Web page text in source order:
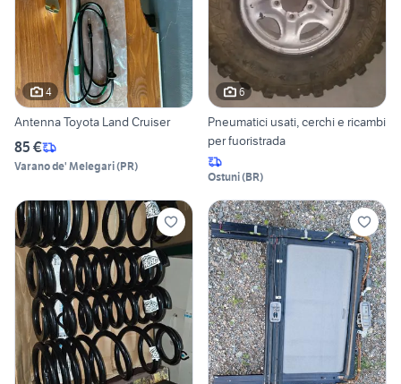
4
Antenna Toyota Land Cruiser
85 €
Varano de' Melegari(PR)
6
Pneumatici usati, cerchi e ricambi
per fuoristrada
Ostuni(BR)